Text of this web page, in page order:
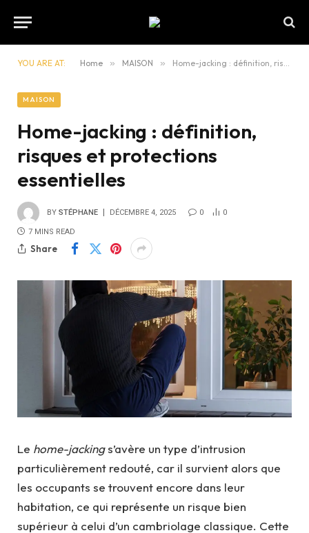
YOU ARE AT: Home » MAISON » Home-jacking : définition, risques et protections essentielles
MAISON
Home-jacking : définition,
risques et protections
essentielles
BY STÉPHANE DÉCEMBRE 4, 2025 0 0
7 MINS READ
Share
Le home-jackings’avère un type d’intrusion
particulièrement redouté, car il survient alors que
les occupants se trouvent encore dans leur
habitation, ce qui représente un risque bien
supérieur à celui d’un cambriolage classique. Cette